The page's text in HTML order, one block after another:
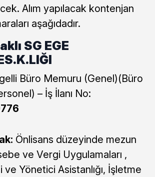
Alım yapılacak kontenjan
aşağıdadır.
SG EGE
Büro Memuru (Genel)(Büro
– İş İlanı No:
Önlisans düzeyinde mezun
ve Vergi Uygulamaları ,
ve Yönetici Asistanlığı, İşletme